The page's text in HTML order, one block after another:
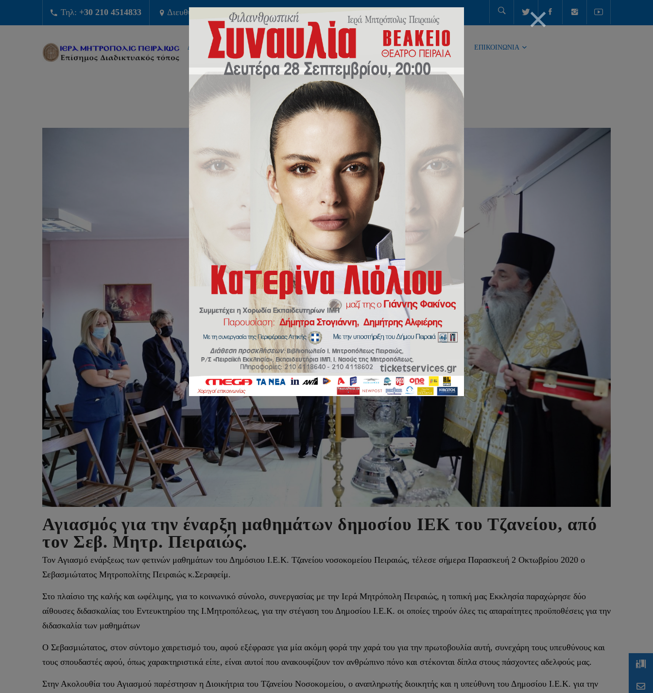
Τηλ: +30 210 4514833 Διευθυνση: Φίλωνος 45
ΔΙΟΙΚΗΣΗ ΠΟΙΜΑΝΤΙΚΗ ΕΚΠΑΙΔΕΥΣΗ Μ.Μ.Ε ΝΕΟΤΗΤΑ ΕΠΙΚΟΙΝΩΝΙΑ
Αγιασμός για την έναρξη μαθημάτων δημοσίου ΙΕΚ του Τζανείου, από
τον Σεβ. Μητρ. Πειραιώς.
Τον Αγιασμό ενάρξεως των φετινών μαθημάτων του Δημόσιου Ι.Ε.Κ. Τζανείου νοσοκομείου Πειραιώς, τέλεσε σήμερα Παρασκευή 2 Οκτωβρίου 2020 ο
Σεβασμιώτατος Μητροπολίτης Πειραιώς κ.Σεραφείμ.
Στο πλαίσιο της καλής και ωφέλιμης, για το κοινωνικό σύνολο, συνεργασίας με την Ιερά Μητρόπολη Πειραιώς, η τοπική μας Εκκλησία παραχώρησε δύο
αίθουσες διδασκαλίας του Εντευκτηρίου της Ι.Μητροπόλεως, για την στέγαση του Δημοσίου Ι.Ε.Κ. οι οποίες τηρούν όλες τις απαραίτητες προϋποθέσεις για την
διδασκαλία των μαθημάτων
Ο Σεβασμιώτατος, στον σύντομο χαιρετισμό του, αφού εξέφρασε για μία ακόμη φορά την χαρά του για την πρωτοβουλία αυτή, συνεχάρη τους υπευθύνους και
τους σπουδαστές αφού, όπως χαρακτηριστικά είπε, είναι αυτοί που ανακουφίζουν τον ανθρώπινο πόνο και στέκονται δίπλα στους πάσχοντες αδελφούς μας.
Στην Ακολουθία του Αγιασμού παρέστησαν η Διοικήτρια του Τζανείου Νοσοκομείου, ο αναπληρωτής διοικητής και η υπεύθυνη του Δημοσίου Ι.Ε.Κ. για την